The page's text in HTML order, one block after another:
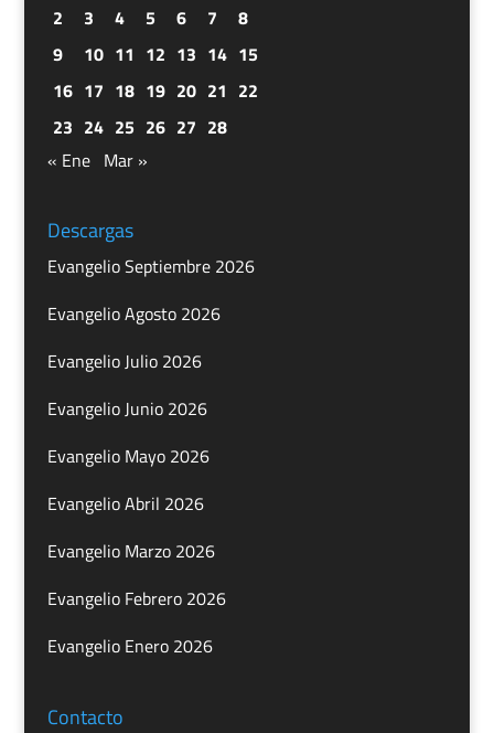
2
3 4 5 6 7
8
9
10 11 12 13 14 15
16 17 18 19 20 21 22
23 24 25 26 27 28
« Ene Mar »
Descargas
Evangelio Septiembre 2026
Evangelio Agosto 2026
Evangelio Julio 2026
Evangelio Junio 2026
Evangelio Mayo 2026
Evangelio Abril 2026
Evangelio Marzo 2026
Evangelio Febrero 2026
Evangelio Enero 2026
Contacto